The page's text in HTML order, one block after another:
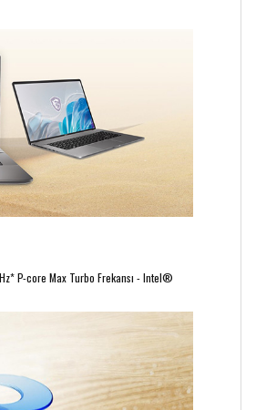
P-core Max Turbo Frekansı - Intel®